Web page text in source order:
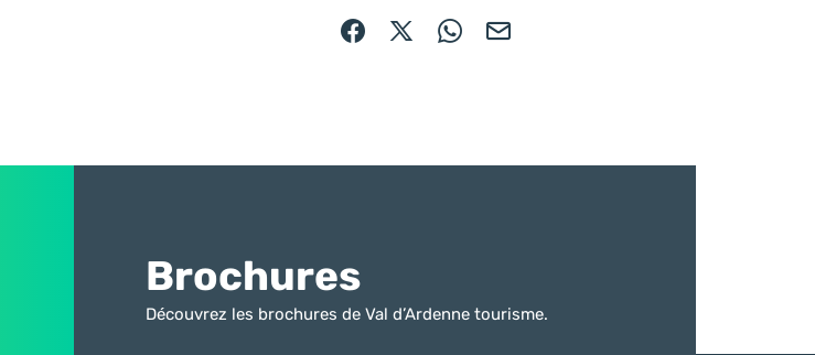
Partager sur Facebook (nouvelle fenêtre)
Partager sur X / Twitter (nouvelle fenêtre)
Partager sur WhatsApp
Partager par mail
Brochures
Découvrez les brochures de Val d’Ardenne tourisme.